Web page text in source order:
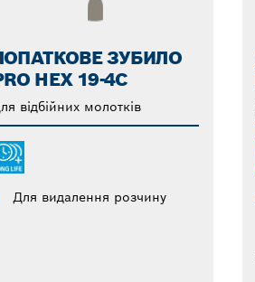
ЗУБИЛО
HEX 19-4C
відбійних молотків
Для видалення розчину